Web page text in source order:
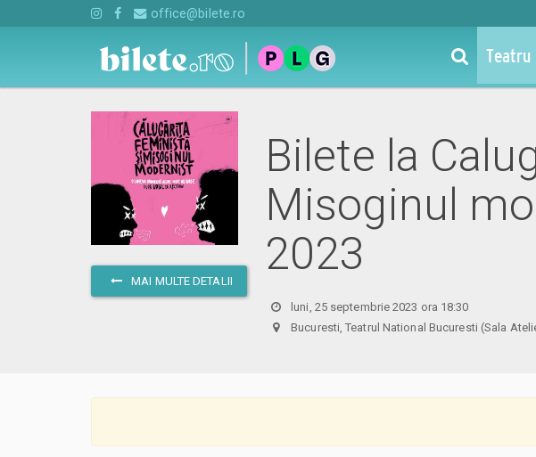
office@bilete.ro
Teatru
MAI MULTE DETALII
Bilete la
Misoginul
2023
luni, 25 septembrie 2023 ora 18:30
Bucuresti, Teatrul National Bucuresti (Sala